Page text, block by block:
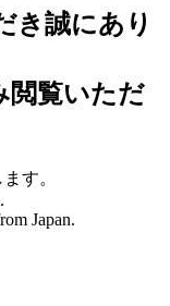
き誠にあり
閲覧いただ
す。
Japan.